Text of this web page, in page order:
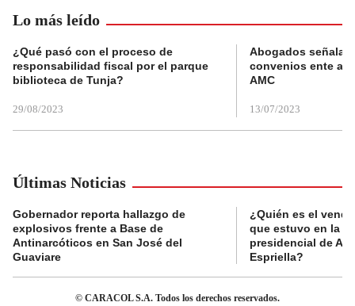
Lo más leído
¿Qué pasó con el proceso de
responsabilidad fiscal por el parque
biblioteca de Tunja?
29/08/2023
Abogados
convenios ente
AMC
13/07/2023
Últimas Noticias
Gobernador reporta hallazgo de
explosivos frente a Base de
Antinarcóticos en San José del
Guaviare
¿Quién es el
que estuvo en la
presidencial de
Espriella?
© CARACOL S.A. Todos los derechos reservados.